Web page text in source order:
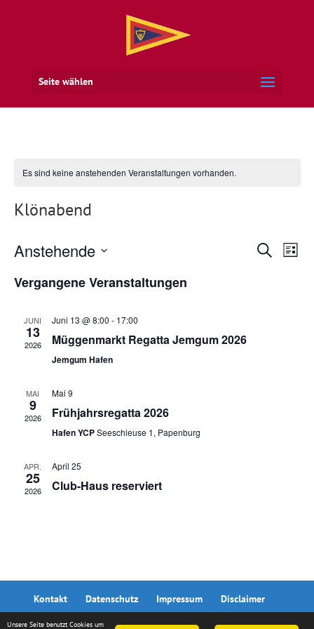
Seite wählen
Es sind keine anstehenden Veranstaltungen vorhanden.
Klönabend
Suche Liste
Anstehende
wählen.
Vergangene Veranstaltungen
JUNI
13
2026
Juni 13 @ 8:00 - 17:00
Müggenmarkt Regatta Jemgum 2026
Jemgum Hafen
MAI
9
2026
Mai 9
Frühjahrsregatta 2026
Hafen YCPSeeschleuse 1, Papenburg
APR.
25
2026
April 25
Club-Haus reserviert
Kontakt Datenschutz Impressum Disclaimer
Unsere Seite benutzt Cookies um